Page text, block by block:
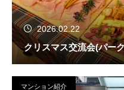
2026.02.22
クリスマス交流会(パー
マンション紹介